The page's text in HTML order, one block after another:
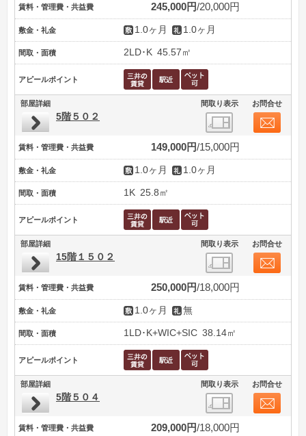
賃料・管理費・共益費 245,000円 20,000円
敷金・礼金 1.0ヶ月 1.0ヶ月
間取・面積 2LD･K 45.57㎡
アピールポイント
部屋詳細 間取り表示 お問合せ
5階５０２
賃料・管理費・共益費 149,000円 15,000円
敷金・礼金 1.0ヶ月 1.0ヶ月
間取・面積 1K 25.8㎡
アピールポイント
部屋詳細 間取り表示 お問合せ
15階１５０２
賃料・管理費・共益費 250,000円 18,000円
敷金・礼金 1.0ヶ月 無
間取・面積 1LD･K+WIC+SIC 38.14㎡
アピールポイント
部屋詳細 間取り表示 お問合せ
5階５０４
賃料・管理費・共益費 209,000円 18,000円